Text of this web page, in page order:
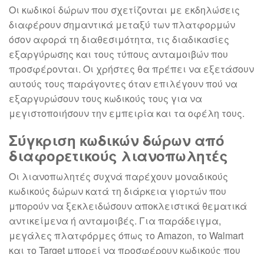
Οι κωδικοί δώρων που σχετίζονται με εκδηλώσεις
διαφέρουν σημαντικά μεταξύ των πλατφορμών
όσον αφορά τη διαθεσιμότητα, τις διαδικασίες
εξαργύρωσης και τους τύπους ανταμοιβών που
προσφέρονται. Οι χρήστες θα πρέπει να εξετάσουν
αυτούς τους παράγοντες όταν επιλέγουν πού να
εξαργυρώσουν τους κωδικούς τους για να
μεγιστοποιήσουν την εμπειρία και τα οφέλη τους.
Σύγκριση κωδικών δώρων από
διαφορετικούς λιανοπωλητές
Οι λιανοπωλητές συχνά παρέχουν μοναδικούς
κωδικούς δώρων κατά τη διάρκεια γιορτών που
μπορούν να ξεκλειδώσουν αποκλειστικά θεματικά
αντικείμενα ή ανταμοιβές. Για παράδειγμα,
μεγάλες πλατφόρμες όπως το Amazon, το Walmart
και το Target μπορεί να προσφέρουν κωδικούς που